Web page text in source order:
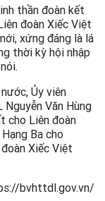
thần đoàn kết
đoàn Xiếc Việt
xứng đáng là lá
thời kỳ hội nhập
Ủy viên
Văn Hùng
cho Liên đoàn
Ba cho
Xiếc Việt
bvhttdl.gov.vn/